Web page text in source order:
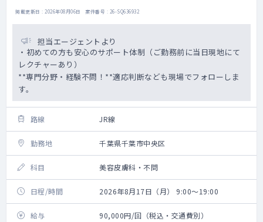
掲載更新日 : 2026年08月06日 案件番号 : 26-SQ636932
担当エージェントより
・初めての方も安心のサポート体制（ご勤務前に当日現地にて
レクチャーあり）
**専門分野・経験不問！**適応判断なども現場でフォローしま
す。
路線 JR線
勤務地 千葉県千葉市中央区
科目 美容皮膚科・不問
日程/時間 2026年8月17日（月） 9:00～19:00
給与 90,000円/回（税込・交通費別）